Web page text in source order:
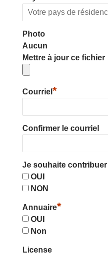
Photo
Aucun
Mettre à jour ce fichier
Courriel *
Confirmer le courriel
Je souhaite
OUI
NON
Annuaire*
OUI
Non
License